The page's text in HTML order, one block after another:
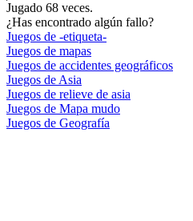
Jugado 68 veces.
¿Has encontrado algún fallo?
Juegos de -etiqueta-
Juegos de mapas
Juegos de accidentes geográficos
Juegos de Asia
Juegos de relieve de asia
Juegos de Mapa mudo
Juegos de Geografía